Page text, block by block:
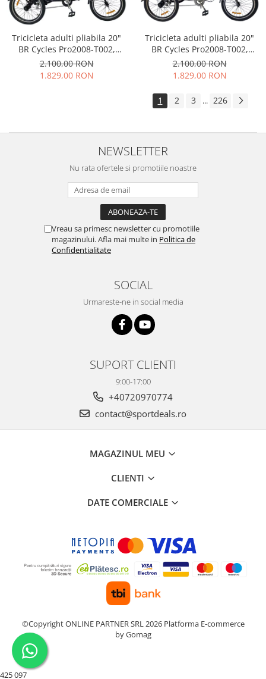
Tricicleta adulti pliabila 20"
BR Cycles Pro2008-T002,
cadru otel 16", frane V-
Brake/tambur, 7 viteze, negru
2.100,00 RON
1.829,00 RON
Tricicleta adulti pliabila 20"
BR Cycles Pro2008-T002,
cadru otel 16", frane V-
Brake/tambur, 7 viteze, gri
2.100,00 RON
1.829,00 RON
1 2 3 ... 226
NEWSLETTER
Nu rata ofertele si promotiile noastre
Vreau sa primesc newsletter cu promotiile
magazinului. Afla mai multe in Politica de
Confidentialitate
SOCIAL
Urmareste-ne in social media
SUPORT CLIENTI
9:00-17:00
+40720970774
contact@sportdeals.ro
MAGAZINUL MEU
CLIENTI
DATE COMERCIALE
©Copyright ONLINE PARTNER SRL 2026 Platforma E-commerce
by Gomag
425 097